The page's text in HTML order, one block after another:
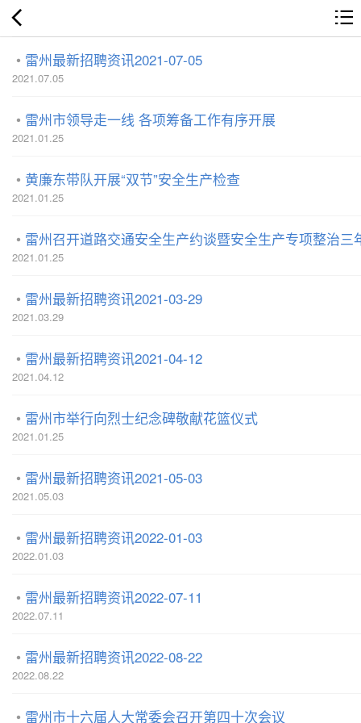
雷州最新招聘资讯2021-07-05
2021.07.05
雷州市领导走一线 各项筹备工作有序开展
2021.01.25
黄廉东带队开展“双节”安全生产检查
2021.01.25
雷州召开道路交通安全生产约谈暨安全生产专项整治三
2021.01.25
雷州最新招聘资讯2021-03-29
2021.03.29
雷州最新招聘资讯2021-04-12
2021.04.12
雷州市举行向烈士纪念碑敬献花篮仪式
2021.01.25
雷州最新招聘资讯2021-05-03
2021.05.03
雷州最新招聘资讯2022-01-03
2022.01.03
雷州最新招聘资讯2022-07-11
2022.07.11
雷州最新招聘资讯2022-08-22
2022.08.22
雷州市十六届人大常委会召开第四十次会议